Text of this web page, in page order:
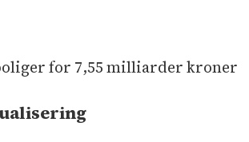
for 7,55 milliarder kroner